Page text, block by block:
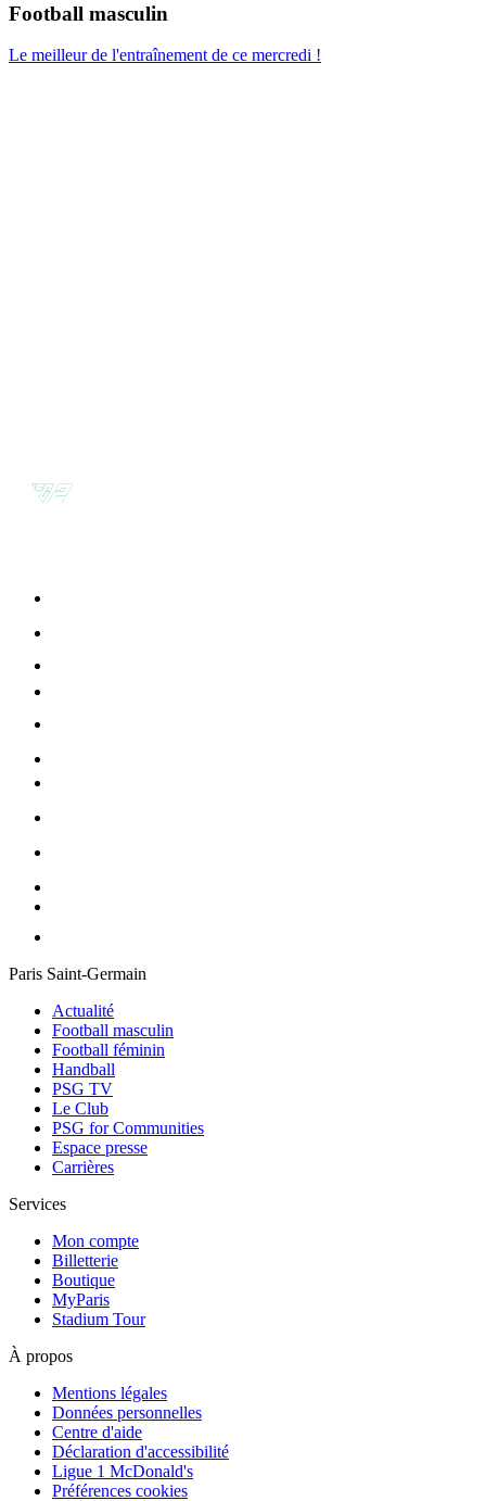
Football masculin
Le meilleur de l'entraînement de ce mercredi !
Paris Saint-Germain
Actualité
Football masculin
Football féminin
Handball
PSG TV
Le Club
PSG for Communities
Espace presse
Carrières
Services
Mon compte
Billetterie
Boutique
MyParis
Stadium Tour
À propos
Mentions légales
Données personnelles
Centre d'aide
Déclaration d'accessibilité
Ligue 1 McDonald's
Préférences cookies